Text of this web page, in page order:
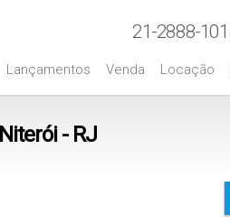
Locação
Venda
Lançamentos
- RJ